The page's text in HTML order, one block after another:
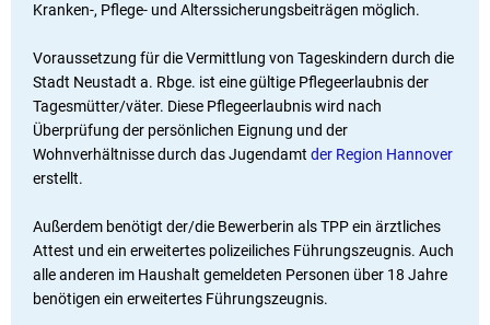
Kranken-, Pflege- und Alterssicherungsbeiträgen möglich.
Voraussetzung für die Vermittlung von Tageskindern durch die
Stadt Neustadt a. Rbge. ist eine gültige Pflegeerlaubnis der
Tagesmütter/väter. Diese Pflegeerlaubnis wird nach
Überprüfung der persönlichen Eignung und der
Wohnverhältnisse durch das Jugendamt der Region Hannover
erstellt.
Außerdem benötigt der/die Bewerberin als TPP ein ärztliches
Attest und ein erweitertes polizeiliches Führungszeugnis. Auch
alle anderen im Haushalt gemeldeten Personen über 18 Jahre
benötigen ein erweitertes Führungszeugnis.